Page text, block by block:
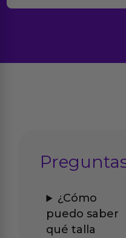
¿Cómo
puedo saber
qué talla